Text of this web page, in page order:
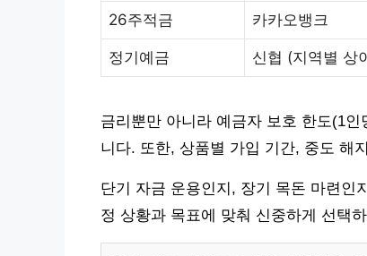
26주적금 카카오뱅크
정기예금 신협 (지역별 상
금리뿐만 아니라 예금자 보호 한도(1
니다. 또한, 상품별 가입 기간, 중도 해
단기 자금 운용인지, 장기 목돈 마련인
정 상황과 목표에 맞춰 신중하게 선택